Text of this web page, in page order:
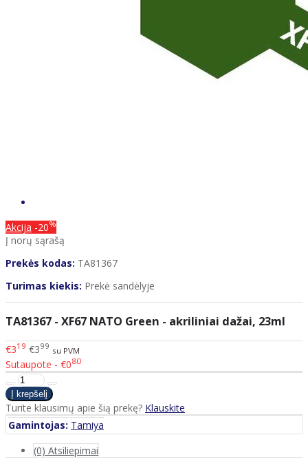
Akcija -20%
Į norų sąrašą
Prekės kodas: TA81367
Turimas kiekis: Prekė sandėlyje
TA81367 - XF67 NATO Green - akriliniai dažai, 23ml
€319 €399 su PVM
Sutaupote - €080
Turite klausimų apie šią prekę? Klauskite
Gamintojas: Tamiya
(0) Atsiliepimai